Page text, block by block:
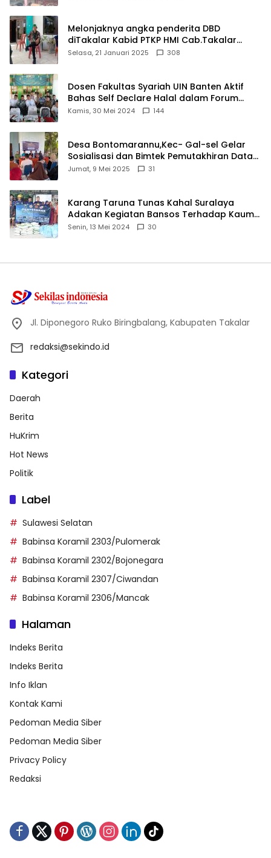
Melonjaknya angka penderita DBD
diTakalar Kabid PTKP HMI Cab.Takalar
angkat bicara
Selasa, 21 Januari 2025 308
Dosen Fakultas Syariah UIN Banten Aktif
Bahas Self Declare Halal dalam Forum
Ijtima Ulama MUI
Kamis, 30 Mei 2024 144
Desa Bontomarannu,Kec- Gal-sel Gelar
Sosialisasi dan Bimtek Pemutakhiran Data
ID
Jumat, 9 Mei 2025 31
Karang Taruna Tunas Kahal Suralaya
Adakan Kegiatan Bansos Terhadap Kaum
Dhuafa dan Anak Yatim-Piatu
Senin, 13 Mei 2024 30
Jl. Diponegoro Ruko Biringbalang, Kabupaten Takalar
redaksi@sekindo.id
Kategori
Daerah
Berita
HuKrim
Hot News
Politik
Label
Sulawesi Selatan
Babinsa Koramil 2303/Pulomerak
Babinsa Koramil 2302/Bojonegara
Babinsa Koramil 2307/Ciwandan
Babinsa Koramil 2306/Mancak
Halaman
Indeks Berita
Indeks Berita
Info Iklan
Kontak Kami
Pedoman Media Siber
Pedoman Media Siber
Privacy Policy
Redaksi